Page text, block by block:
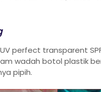
perfect transparent
wadah botol plastik
pipih.